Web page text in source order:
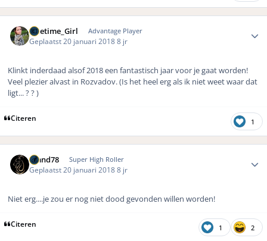
Onetime_Girl Advantage Player
Geplaatst 20 januari 20188 jr
Klinkt inderdaad alsof 2018 een fantastisch jaar voor je gaat worden!
Veel plezier alvast in Rozvadov. (Is het heel erg als ik niet weet waar dat
ligt... ? ? )
Citeren 1
Rmnd78 Super High Roller
Geplaatst 20 januari 20188 jr
Niet erg....je zou er nog niet dood gevonden willen worden!
Citeren 1 2